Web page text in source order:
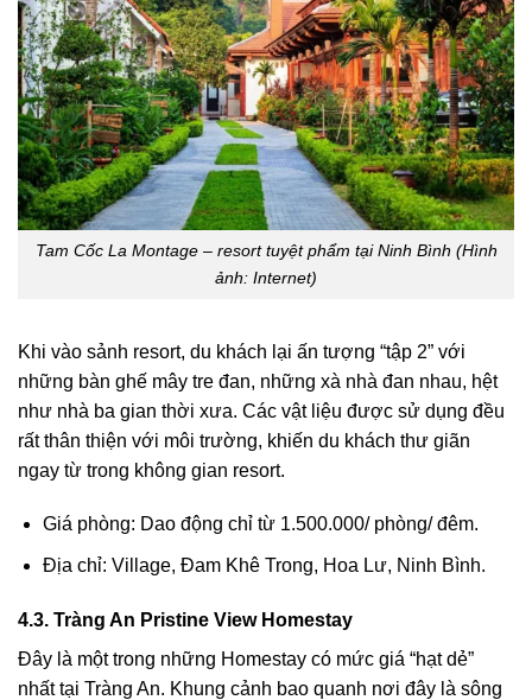
Tam Cốc La Montage – resort tuyệt phẩm tại Ninh Bình (Hình
ảnh: Internet)
Khi vào sảnh resort, du khách lại ấn tượng “tập 2” với
những bàn ghế mây tre đan, những xà nhà đan nhau, hệt
như nhà ba gian thời xưa. Các vật liệu được sử dụng đều
rất thân thiện với môi trường, khiến du khách thư giãn
ngay từ trong không gian resort.
Giá phòng: Dao động chỉ từ 1.500.000/ phòng/ đêm.
Địa chỉ: Village, Đam Khê Trong, Hoa Lư, Ninh Bình.
4.3. Tràng An Pristine View Homestay
Đây là một trong những Homestay có mức giá “hạt dẻ”
nhất tại Tràng An. Khung cảnh bao quanh nơi đây là sông